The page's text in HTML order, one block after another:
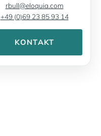
rbull@eloquia.com
+49 (0)69 23 85 93 14
KONTAKT